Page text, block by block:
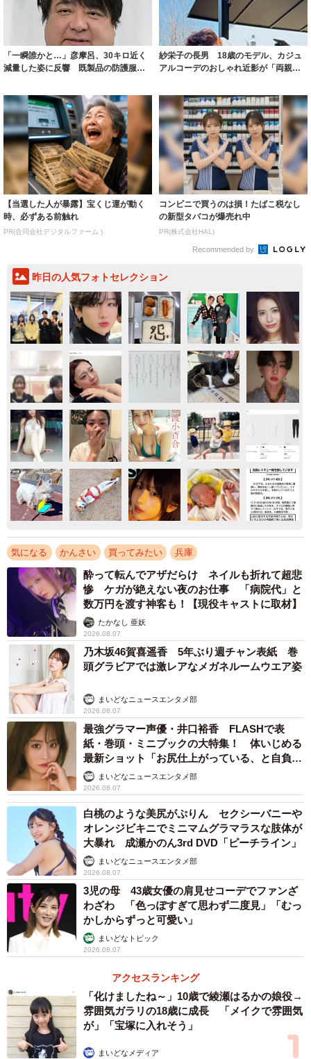
「一瞬誰かと…」彦摩呂、30キロ近く
減量した姿に反響 既製品の防護服が
紗栄子の長男 18歳のモデル、カジュ
アルコーデのおしゃれ近影が「両親の
【当選した人が暴露】宝くじ運が動く
時、必ずある前触れ
PR(合同会社デジタルファーム )
コンビニで買うのは損！たばこ税なし
の新型タバコが爆売れ中
PR(株式会社HAL)
Recommended by
昨日の人気フォトセレクション
気になる かんさい 買ってみたい 兵庫
酔って転んでアザだらけ ネイルも折れて超悲
惨 ケガが絶えない夜のお仕事 「病院代」と
数万円を渡す神客も！【現役キャストに取材】
たかなし 亜妖
2026.08.07
乃木坂46賀喜遥香 5年ぶり週チャン表紙 巻
頭グラビアでは激レアなメガネルームウエア姿
まいどなニュースエンタメ部
2026.08.07
最強グラマー声優・井口裕香 FLASHで表
紙・巻頭・ミニブックの大特集！ 体いじめる
最新ショット「お尻仕上がっている、と自負し
ています」「いくつになっても理想の身体でい
たい」
まいどなニュースエンタメ部
2026.08.07
白桃のような美尻がぷりん セクシーバニーや
オレンジビキニでミニマムグラマラスな肢体が
大暴れ 成瀬かのん3rd DVD「ピーチライン」
まいどなニュースエンタメ部
2026.08.07
3児の母 43歳女優の肩見せコーデでファンざ
わざわ 「色っぽすぎて思わず二度見」「むっ
かしからずっと可愛い」
まいどなトピック
2026.08.07
アクセスランキング
「化けましたね～」10歳で綾瀬はるかの娘役→
雰囲気ガラリの18歳に成長 「メイクで雰囲気
が」「宝塚に入れそう」
まいどなメディア